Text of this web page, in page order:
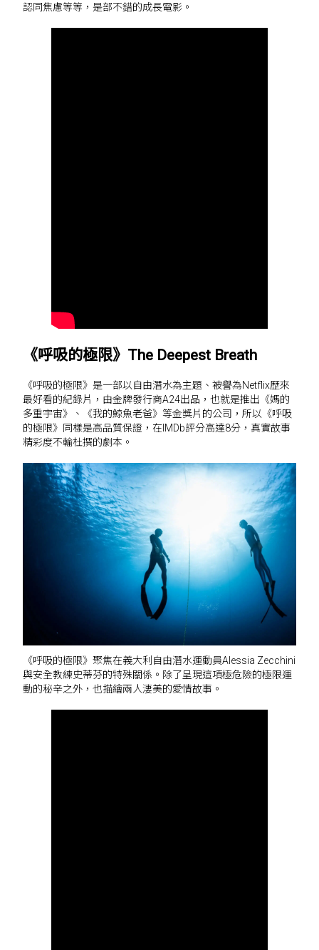
認同焦慮等等，是部不錯的成長電影。
《呼吸的極限》The Deepest Breath
《呼吸的極限》是一部以自由潛水為主題、被譽為Netflix歷來
最好看的紀錄片，由金牌發行商A24出品，也就是推出《媽的
多重宇宙》、《我的鯨魚老爸》等金獎片的公司，所以《呼吸
的極限》同樣是高品質保證，在IMDb評分高達8分，真實故事
精彩度不輸杜撰的劇本。
《呼吸的極限》聚焦在義大利自由潛水運動員Alessia Zecchini
與安全教練史蒂芬的特殊關係。除了呈現這項極危險的極限運
動的秘辛之外，也描繪兩人淒美的愛情故事。